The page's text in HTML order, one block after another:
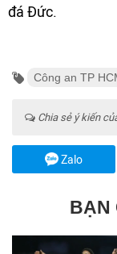
đá Đức.
Công an TP
Chia sẻ ý kiến
Zalo
BẠN